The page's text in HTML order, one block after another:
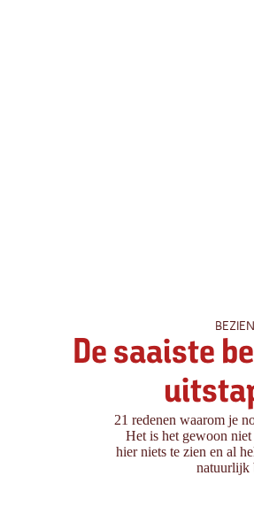
De saaiste
21 redenen waarom je
Het is het gewoon
hier niets te zien en al
natuurlijk